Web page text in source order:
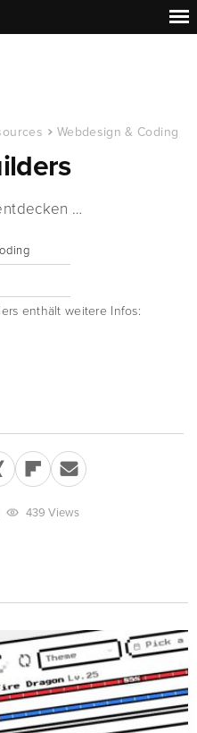
Webdesign & Coding
…
enthält weitere Infos:
439 Views